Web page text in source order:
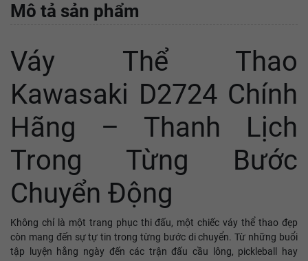
Mô tả sản phẩm
Váy Thể Thao
Kawasaki D2724 Chính
Hãng – Thanh Lịch
Trong Từng Bước
Chuyển Động
Không chỉ là một trang phục thi đấu, một chiếc váy thể thao đẹp
còn mang đến sự tự tin trong từng bước di chuyển. Từ những buổi
tập luyện hằng ngày đến các trận đấu cầu lông, pickleball hay